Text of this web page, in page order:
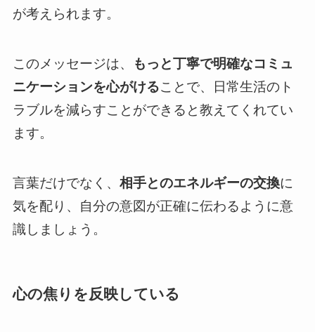
が考えられます。
このメッセージは、
もっと丁寧で明確なコミュ
ニケーションを心がけることで、日常生活のト
ラブルを減らすことができると教えてくれてい
ます。
言葉だけでなく、 相手とのエネルギーの交換に
気を配り、自分の意図が正確に伝わるように意
識しましょう。
心の焦りを反映している